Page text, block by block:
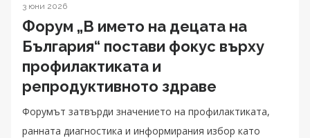
3 юни 2026
Форум „В името на децата на
България“ постави фокус върху
профилактиката и
репродуктивното здраве
Форумът затвърди значението на профилактиката,
ранната диагностика и информирания избор като